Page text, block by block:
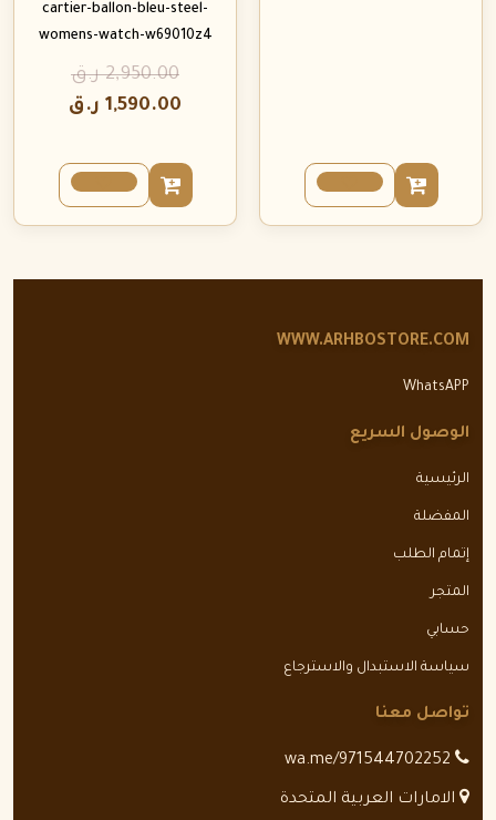
cartier-ballon-bleu-steel-
womens-watch-w69010z4
2,950.00 ر.ق
1,590.00 ر.ق
WWW.ARHBOSTORE.COM
WhatsAPP
الوصول السريع
الرئيسية
المفضلة
إتمام الطلب
المتجر
حسابي
سياسة الاستبدال والاسترجاع
تواصل معنا
wa.me/971544702252
الامارات العربية المتحدة